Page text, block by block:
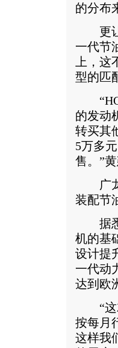
的分布
更让
一代节
上，
型的匹
的发动
转买其
5万多
售。”
广龙
装配节
据悉
机的基
设计提
一代动
达到欧
“这就
按每月
这样我